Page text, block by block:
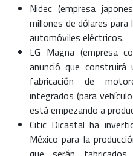
Nidec (empresa
millones de dólares
automóviles eléctricos.
LG Magna (empresa
anunció que construirá
fabricación de
integrados (para
está empezando a
Citic Dicastal ha
México para la